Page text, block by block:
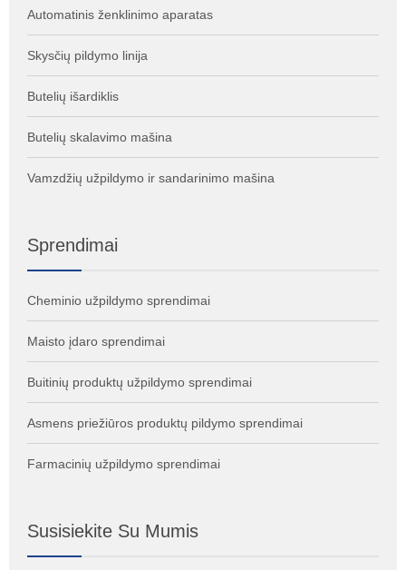
Automatinis ženklinimo aparatas
Skysčių pildymo linija
Butelių išardiklis
Butelių skalavimo mašina
Vamzdžių užpildymo ir sandarinimo mašina
Sprendimai
Cheminio užpildymo sprendimai
Maisto įdaro sprendimai
Buitinių produktų užpildymo sprendimai
Asmens priežiūros produktų pildymo sprendimai
Farmacinių užpildymo sprendimai
Susisiekite Su Mumis